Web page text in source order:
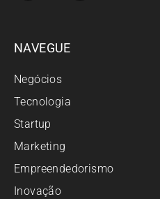
NAVEGUE
Negócios
Tecnologia
Startup
Marketing
Empreendedorismo
Inovação